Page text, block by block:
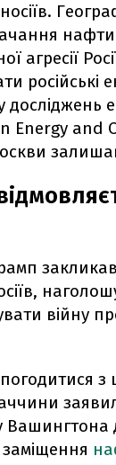
нафти
агресії
російські
досліджень
Energy and
закликав
війну